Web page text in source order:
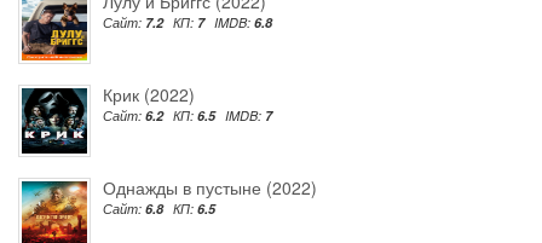
Сайт: 7.2 КП: 7 IMDB: 6.8
Крик (2022)
Сайт: 6.2 КП: 6.5 IMDB: 7
Однажды в пустыне (2022)
Сайт: 6.8 КП: 6.5